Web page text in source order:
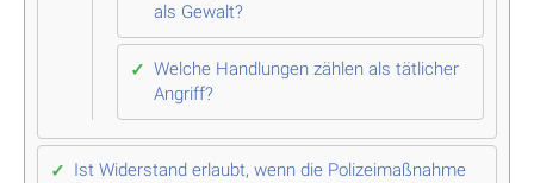
als Gewalt?
Welche Handlungen zählen als tätlicher
Angriff?
Ist Widerstand erlaubt, wenn die Polizeimaßnahme